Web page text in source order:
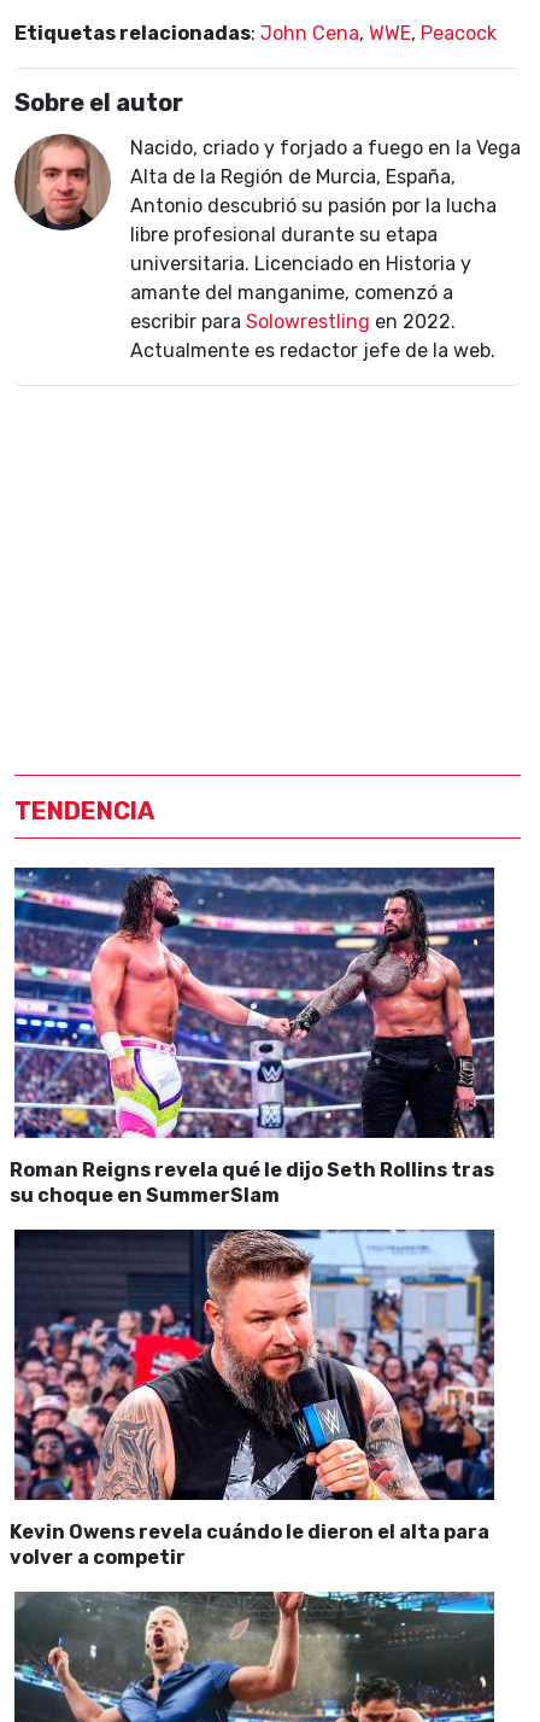
Etiquetas relacionadas: John Cena, WWE, Peacock
Sobre el autor
Nacido, criado y forjado a fuego en la Vega
Alta de la Región de Murcia, España,
Antonio descubrió su pasión por la lucha
libre profesional durante su etapa
universitaria. Licenciado en Historia y
amante del manganime, comenzó a
escribir para Solowrestling en 2022.
Actualmente es redactor jefe de la web.
TENDENCIA
Roman Reigns revela qué le dijo Seth Rollins tras
su choque en SummerSlam
Kevin Owens revela cuándo le dieron el alta para
volver a competir